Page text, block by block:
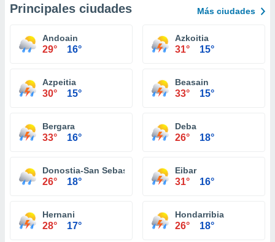
Principales ciudades Más ciudades
Andoain
29° 16°
Azkoitia
31° 15°
Azpeitia
30° 15°
Beasain
33° 15°
Bergara
33° 16°
Deba
26° 18°
Donostia-San Sebastián
26° 18°
Eibar
31° 16°
Hernani
28° 17°
Hondarribia
26° 18°